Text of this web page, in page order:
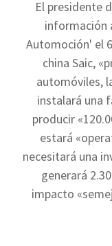
El presidente
información
Automoción' el
china Saic,
automóviles,
instalará una
producir
estará
necesitará una
generará
impacto